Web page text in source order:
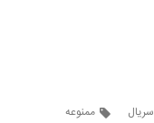
سریال
ممنوعه